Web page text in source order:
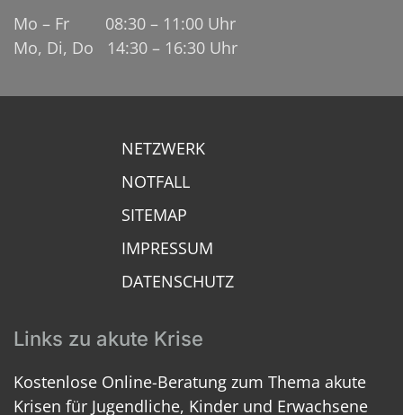
Mo – Fr 08:30 – 11:00 Uhr
Mo, Di, Do 14:30 – 16:30 Uhr
NETZWERK
NOTFALL
SITEMAP
IMPRESSUM
DATENSCHUTZ
Links zu akute Krise
Kostenlose Online-Beratung zum Thema akute
Krisen für Jugendliche, Kinder und Erwachsene